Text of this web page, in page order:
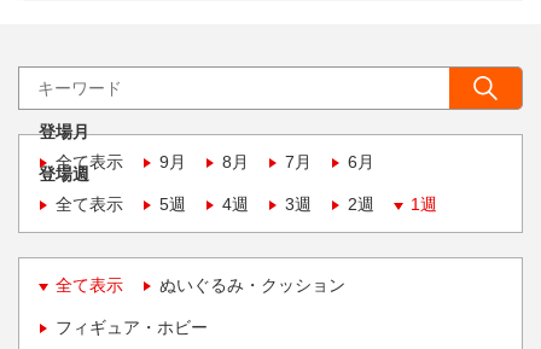
登場月
全て表示
9月 8月 7月 6月
登場週
全て表示
5週 4週 3週 2週 1週
全て表示 ぬいぐるみ・クッション
フィギュア・ホビー